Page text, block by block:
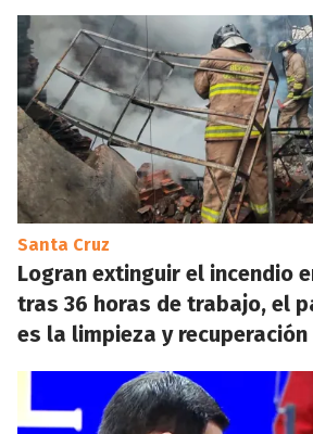
Santa Cruz
Logran extinguir el incendio
tras 36 horas de trabajo, el
es la limpieza y